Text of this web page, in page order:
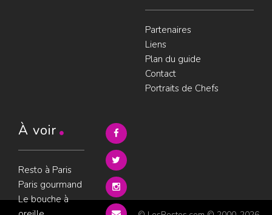
Partenaires
Liens
Plan du guide
Contact
Portraits de Chefs
À voir
Resto à Paris
Paris gourmand
Le bouche à